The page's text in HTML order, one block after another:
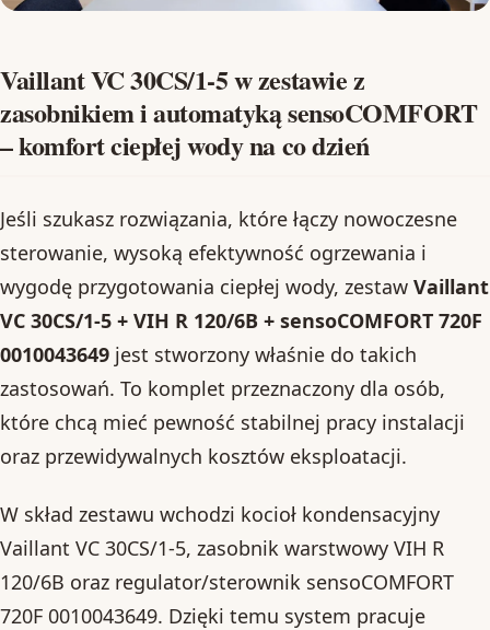
Vaillant VC 30CS/1-5 w zestawie z
zasobnikiem i automatyką sensoCOMFORT
– komfort ciepłej wody na co dzień
Jeśli szukasz rozwiązania, które łączy nowoczesne
sterowanie, wysoką efektywność ogrzewania i
wygodę przygotowania ciepłej wody, zestaw Vaillant
VC 30CS/1-5 + VIH R 120/6B + sensoCOMFORT 720F
0010043649 jest stworzony właśnie do takich
zastosowań. To komplet przeznaczony dla osób,
które chcą mieć pewność stabilnej pracy instalacji
oraz przewidywalnych kosztów eksploatacji.
W skład zestawu wchodzi kocioł kondensacyjny
Vaillant VC 30CS/1-5, zasobnik warstwowy VIH R
120/6B oraz regulator/sterownik sensoCOMFORT
720F 0010043649. Dzięki temu system pracuje